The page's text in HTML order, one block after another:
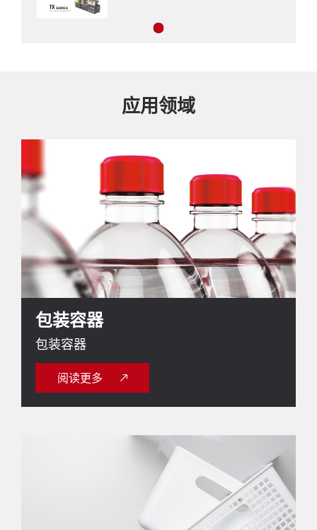
应用领域
包装容器
包装容器
阅读更多